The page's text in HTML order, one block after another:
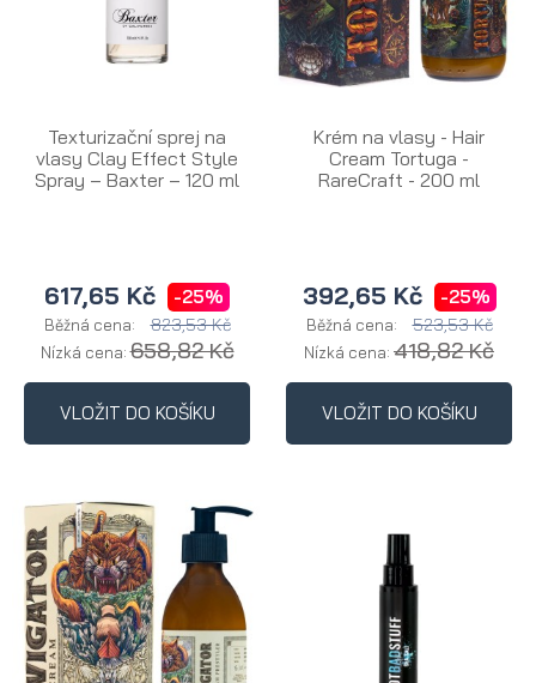
Texturizační sprej na
vlasy Clay Effect Style
Spray – Baxter – 120 ml
617,65 Kč -25%
Běžná cena: 823,53 Kč
Nízká cena:658,82 Kč
VLOŽIT DO KOŠÍKU
Krém na vlasy - Hair
Cream Tortuga -
RareCraft - 200 ml
392,65 Kč -25%
Běžná cena: 523,53 Kč
Nízká cena: 418,82 Kč
VLOŽIT DO KOŠÍKU